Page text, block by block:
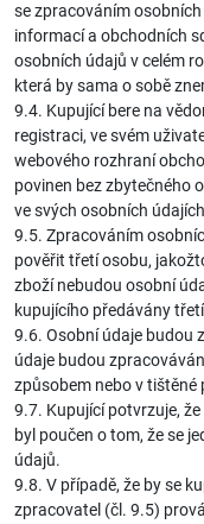
se zpracováním
informací a obchodních
osobních údajů v celém
která by sama o sobě
9.4. Kupující bere na
registraci, ve svém
webového rozhraní
povinen bez zbytečného
ve svých osobních
9.5. Zpracováním
pověřit třetí osobu,
zboží nebudou osobní
kupujícího předávány
9.6. Osobní údaje budou
údaje budou
způsobem nebo v
9.7. Kupující potvrzuje,
byl poučen o tom, že se
údajů.
9.8. V případě, že by se
zpracovatel (čl. 9.5)